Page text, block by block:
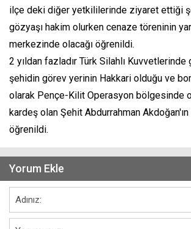
ilçe deki diğer yetkililerinde ziyaret ettiği
gözyaşı hakim olurken cenaze töreninin
merkezinde olacağı öğrenildi.
2 yıldan fazladır Türk Silahlı Kuvvetlerinde
şehidin görev yerinin Hakkari olduğu ve
olarak Pençe-Kilit Operasyon bölgesinde
kardeş olan Şehit Abdurrahman
öğrenildi.
Yorum Ekle